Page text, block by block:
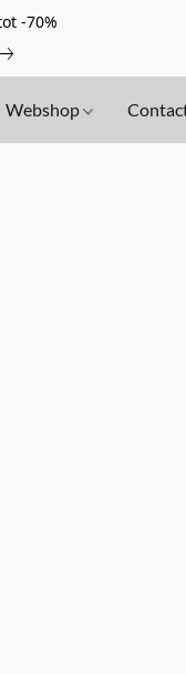
-70%
Webshop